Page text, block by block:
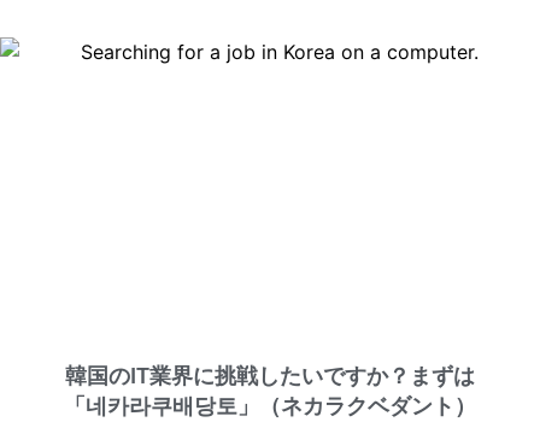
韓国のIT業界に挑戦したいですか？まずは
「네카라쿠배당토」（ネカラクベダント）